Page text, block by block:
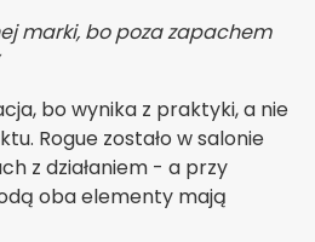
marki, bo poza zapachem
bo wynika z praktyki, a nie
Rogue zostało w salonie
z działaniem - a przy
oba elementy mają